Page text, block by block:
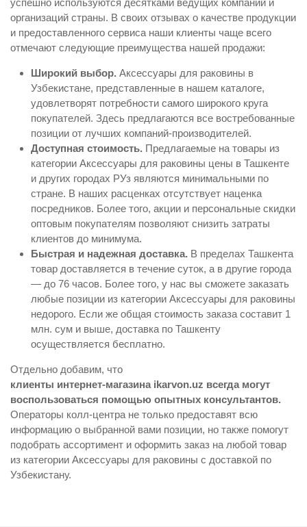
успешно используются десятками ведущих компаний и
организаций страны. В своих отзывах о качестве продукции
и предоставленного сервиса наши клиенты чаще всего
отмечают следующие преимущества нашей продажи:
Широкий выбор. Аксессуары для раковины в
Узбекистане, представленные в нашем каталоге,
удовлетворят потребности самого широкого круга
покупателей. Здесь предлагаются все востребованные
позиции от лучших компаний-производителей.
Доступная стоимость. Предлагаемые на товары из
категории Аксессуары для раковины цены в Ташкенте
и других городах РУз являются минимальными по
стране. В наших расценках отсутствует наценка
посредников. Более того, акции и персональные скидки
оптовым покупателям позволяют снизить затраты
клиентов до минимума.
Быстрая и надежная доставка. В пределах Ташкента
товар доставляется в течение суток, а в другие города
— до 76 часов. Более того, у нас вы сможете заказать
любые позиции из категории Аксессуары для раковины
недорого. Если же общая стоимость заказа составит 1
млн. сум и выше, доставка по Ташкенту
осуществляется бесплатно.
Отдельно добавим, что
клиенты интернет-магазина ikarvon.uz всегда могут
воспользоваться помощью опытных консультантов.
Операторы колл-центра не только предоставят всю
информацию о выбранной вами позиции, но также помогут
подобрать ассортимент и оформить заказ на любой товар
из категории Аксессуары для раковины с доставкой по
Узбекистану.